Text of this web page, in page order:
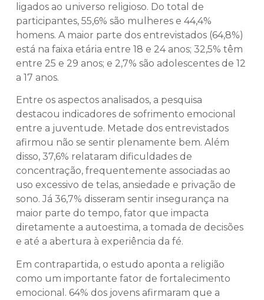
ligados ao universo religioso. Do total de
participantes, 55,6% são mulheres e 44,4%
homens. A maior parte dos entrevistados (64,8%)
está na faixa etária entre 18 e 24 anos; 32,5% têm
entre 25 e 29 anos; e 2,7% são adolescentes de 12
a 17 anos.
Entre os aspectos analisados, a pesquisa
destacou indicadores de sofrimento emocional
entre a juventude. Metade dos entrevistados
afirmou não se sentir plenamente bem. Além
disso, 37,6% relataram dificuldades de
concentração, frequentemente associadas ao
uso excessivo de telas, ansiedade e privação de
sono. Já 36,7% disseram sentir insegurança na
maior parte do tempo, fator que impacta
diretamente a autoestima, a tomada de decisões
e até a abertura à experiência da fé.
Em contrapartida, o estudo aponta a religião
como um importante fator de fortalecimento
emocional. 64% dos jovens afirmaram que a